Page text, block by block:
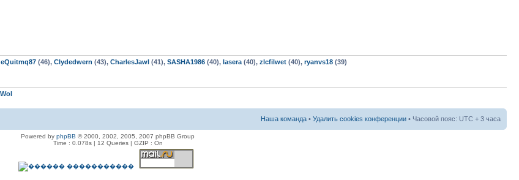
(46), Clydedwern (43), CharlesJawl (41), SASHA1986 (40), lasera (40), zlcfilwet (40), ryanvs18 (39)
Наша команда • Удалить cookies конференции • Часовой пояс: UTC + 3 часа
Powered by phpBB © 2000, 2002, 2005, 2007 phpBB Group
Time : 0.078s | 12 Queries | GZIP : On